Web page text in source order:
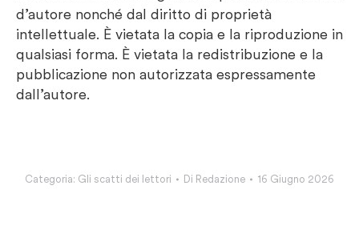
d’autore nonché dal diritto di proprietà
intellettuale. È vietata la copia e la riproduzione in
qualsiasi forma. È vietata la redistribuzione e la
pubblicazione non autorizzata espressamente
dall’autore.
Categoria: Gli scatti dei lettori Di Redazione 16 Giugno 2026